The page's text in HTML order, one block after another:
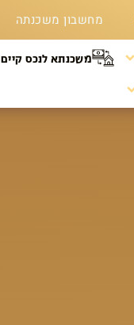
מחשבון משכנתה
משכנתא לנכס קיים